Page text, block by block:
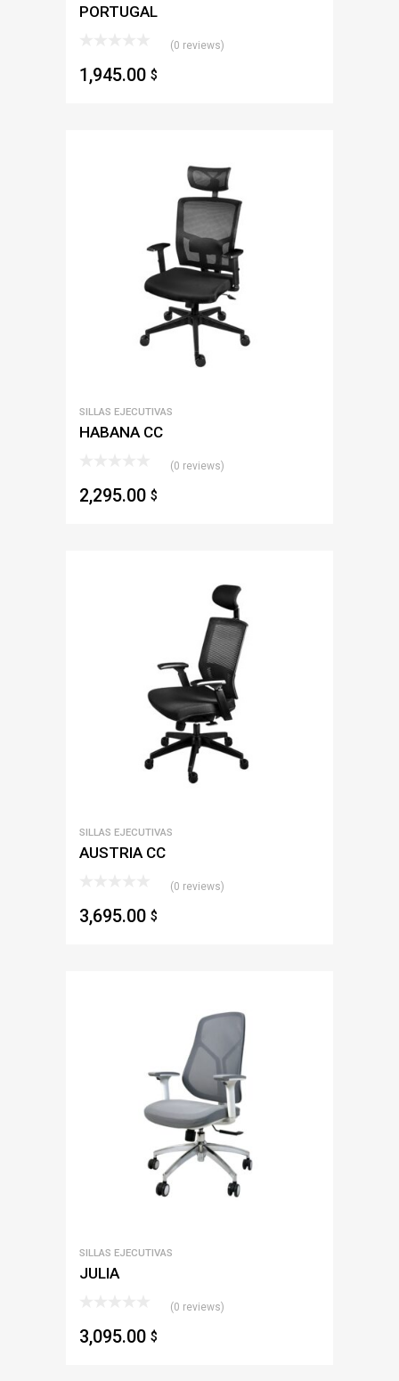
PORTUGAL
(0 reviews)
1,945.00 $
SILLAS EJECUTIVAS
HABANA CC
(0 reviews)
2,295.00 $
SILLAS EJECUTIVAS
AUSTRIA CC
(0 reviews)
3,695.00 $
SILLAS EJECUTIVAS
JULIA
(0 reviews)
3,095.00 $